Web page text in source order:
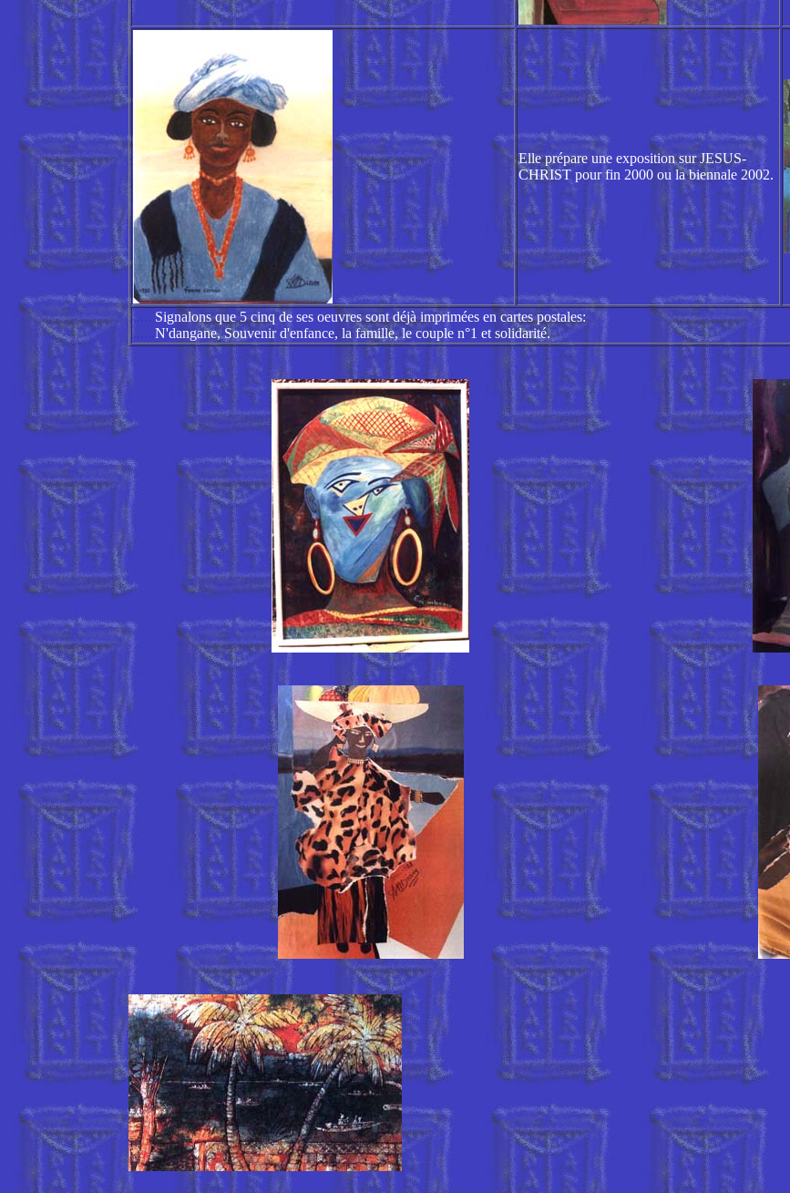
Elle prépare une exposition sur JESUS-
CHRIST pour fin 2000 ou la biennale 2002.
.....
Signalons que 5 cinq de ses oeuvres sont déjà imprimées en cartes postales:
N'dangane, Souvenir d'enfance, la famille, le couple n°1 et solidarité.